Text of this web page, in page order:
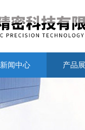
新闻中心 产品